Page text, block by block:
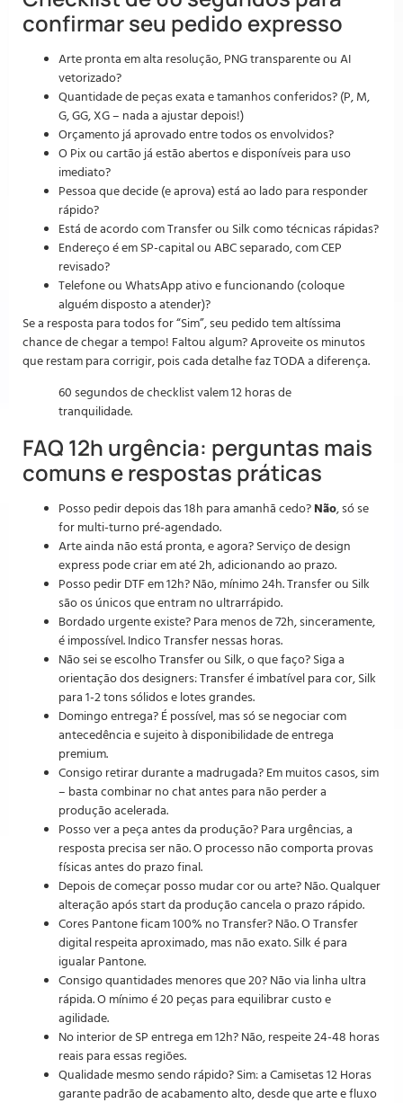
confirmar seu pedido expresso
Arte pronta em alta resolução, PNG transparente ou AI
vetorizado?
Quantidade de peças exata e tamanhos conferidos? (P, M,
G, GG, XG – nada a ajustar depois!)
Orçamento já aprovado entre todos os envolvidos?
O Pix ou cartão já estão abertos e disponíveis para uso
imediato?
Pessoa que decide (e aprova) está ao lado para responder
rápido?
Está de acordo com Transfer ou Silk como técnicas rápidas?
Endereço é em SP-capital ou ABC separado, com CEP
revisado?
Telefone ou WhatsApp ativo e funcionando (coloque
alguém disposto a atender)?
Se a resposta para todos for “Sim”, seu pedido tem altíssima
chance de chegar a tempo! Faltou algum? Aproveite os minutos
que restam para corrigir, pois cada detalhe faz TODA a diferença.
60 segundos de checklist valem 12 horas de
tranquilidade.
FAQ 12h urgência: perguntas mais
comuns e respostas práticas
Posso pedir depois das 18h para amanhã cedo? Não, só se
for multi-turno pré-agendado.
Arte ainda não está pronta, e agora? Serviço de design
express pode criar em até 2h, adicionando ao prazo.
Posso pedir DTF em 12h? Não, mínimo 24h. Transfer ou Silk
são os únicos que entram no ultrarrápido.
Bordado urgente existe? Para menos de 72h, sinceramente,
é impossível. Indico Transfer nessas horas.
Não sei se escolho Transfer ou Silk, o que faço? Siga a
orientação dos designers: Transfer é imbatível para cor, Silk
para 1-2 tons sólidos e lotes grandes.
Domingo entrega? É possível, mas só se negociar com
antecedência e sujeito à disponibilidade de entrega
premium.
Consigo retirar durante a madrugada? Em muitos casos, sim
– basta combinar no chat antes para não perder a
produção acelerada.
Posso ver a peça antes da produção? Para urgências, a
resposta precisa ser não. O processo não comporta provas
físicas antes do prazo final.
Depois de começar posso mudar cor ou arte? Não. Qualquer
alteração após start da produção cancela o prazo rápido.
Cores Pantone ficam 100% no Transfer? Não. O Transfer
digital respeita aproximado, mas não exato. Silk é para
igualar Pantone.
Consigo quantidades menores que 20? Não via linha ultra
rápida. O mínimo é 20 peças para equilibrar custo e
agilidade.
No interior de SP entrega em 12h? Não, respeite 24-48 horas
reais para essas regiões.
Qualidade mesmo sendo rápido? Sim: a Camisetas 12 Horas
garante padrão de acabamento alto, desde que arte e fluxo